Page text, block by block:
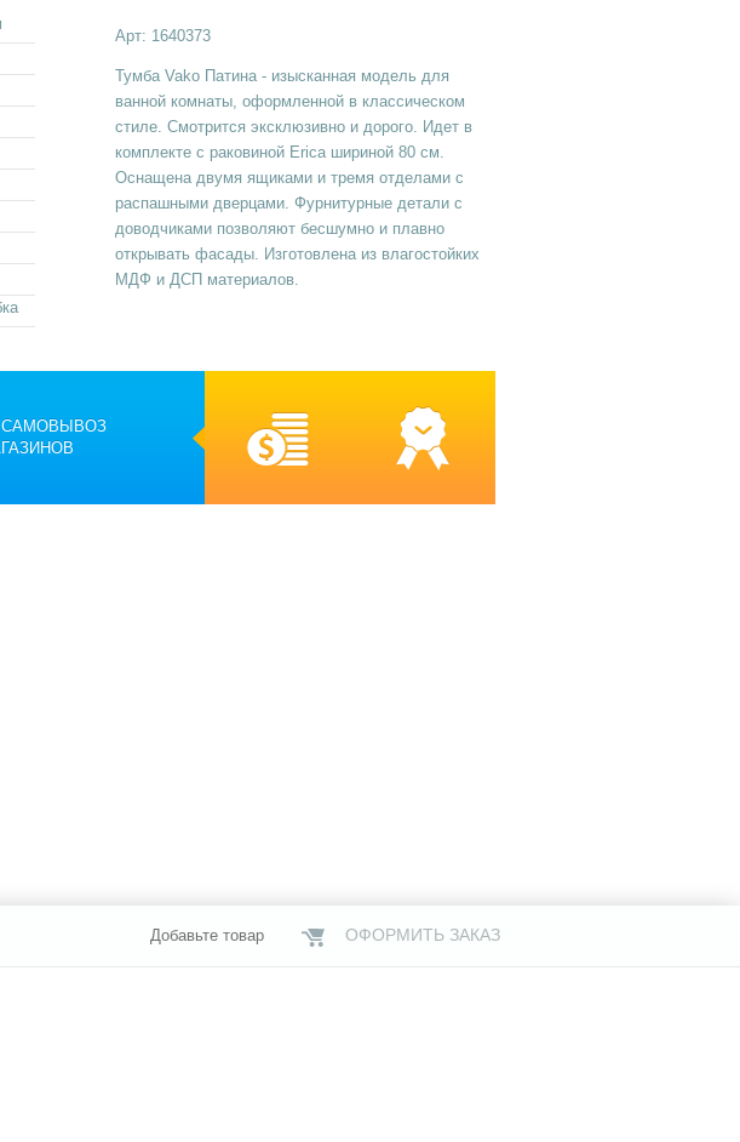
Арт: 1640373
Тумба Vako Патина - изысканная модель для
ванной комнаты, оформленной в классическом
стиле. Смотрится эксклюзивно и дорого. Идет в
комплекте с раковиной Erica шириной 80 см.
Оснащена двумя ящиками и тремя отделами с
распашными дверцами. Фурнитурные детали с
доводчиками позволяют бесшумно и плавно
открывать фасады. Изготовлена из влагостойких
МДФ и ДСП материалов.
Добавьте товар ОФОРМИТЬ ЗАКАЗ